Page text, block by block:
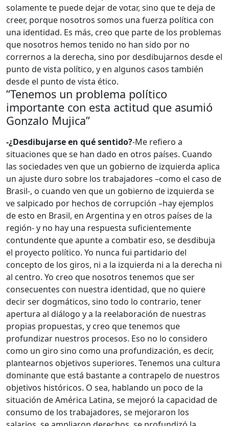
solamente te puede dejar de votar, sino que te deja de
creer, porque nosotros somos una fuerza política con
una identidad. Es más, creo que parte de los problemas
que nosotros hemos tenido no han sido por no
corrernos a la derecha, sino por desdibujarnos desde el
punto de vista político, y en algunos casos también
desde el punto de vista ético.
“Tenemos un problema político
importante con esta actitud que asumió
Gonzalo Mujica”
-¿Desdibujarse en qué sentido?-Me refiero a
situaciones que se han dado en otros países. Cuando
las sociedades ven que un gobierno de izquierda aplica
un ajuste duro sobre los trabajadores –como el caso de
Brasil-, o cuando ven que un gobierno de izquierda se
ve salpicado por hechos de corrupción –hay ejemplos
de esto en Brasil, en Argentina y en otros países de la
región- y no hay una respuesta suficientemente
contundente que apunte a combatir eso, se desdibuja
el proyecto político. Yo nunca fui partidario del
concepto de los giros, ni a la izquierda ni a la derecha ni
al centro. Yo creo que nosotros tenemos que ser
consecuentes con nuestra identidad, que no quiere
decir ser dogmáticos, sino todo lo contrario, tener
apertura al diálogo y a la reelaboración de nuestras
propias propuestas, y creo que tenemos que
profundizar nuestros procesos. Eso no lo considero
como un giro sino como una profundización, es decir,
plantearnos objetivos superiores. Tenemos una cultura
dominante que está bastante a contrapelo de nuestros
objetivos históricos. O sea, hablando un poco de la
situación de América Latina, se mejoró la capacidad de
consumo de los trabajadores, se mejoraron los